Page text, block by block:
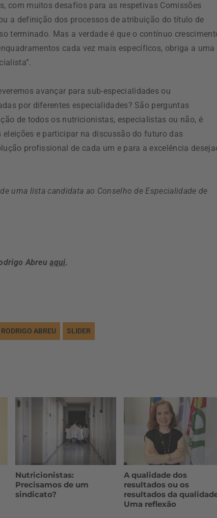
com muitos desafios para as respetivas Comissões
a definição dos processos de atribuição do título de
terminado. Mas a verdade é que o contínuo
cada vez mais específicos, obriga a uma
avançar para sub-especialidades ou
por diferentes especialidades? São perguntas
de todos os nutricionistas, especialistas ou não, é
e participar na discussão do futuro das
profissional de cada um e para a excelência
uma lista candidata ao Conselho de Especialidade de
Abreuaqui.
RODRIGO ABREU SLIDER
Nutricionistas:
Precisamos de um
sindicato?
A qualidade dos
resultados ou os
resultados da
Uma reflexão